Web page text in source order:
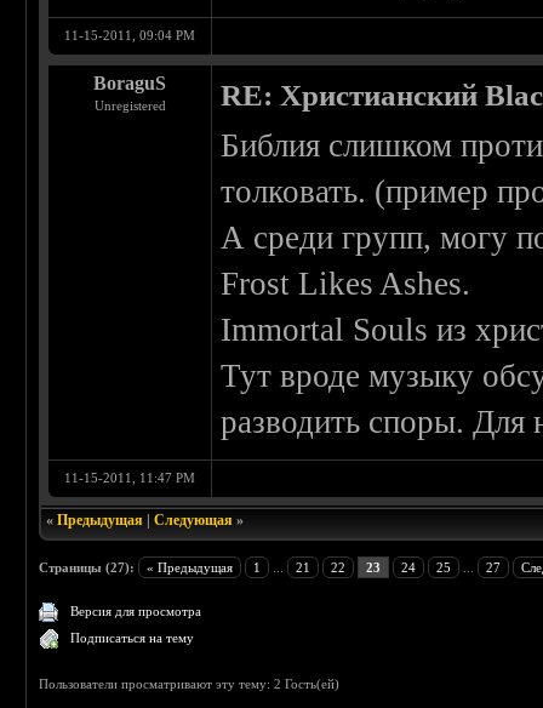
11-15-2011, 09:04 PM
BoraguS
Unregistered RE: Христианский
Библия слишком
толковать. (пример
А среди групп, могу
Frost Likes Ashes.
Immortal Souls из
Тут вроде музыку
разводить споры.
11-15-2011, 11:47 PM
«Предыдущая |Следующая »
Страницы (27): « Предыдущая 1 21 22 23 24 25 27
Версия для просмотра
Подписаться на тему
Пользователи просматривают эту тему: 2 Гость(ей)